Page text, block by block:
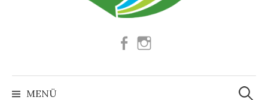
Facebook
MENÜ
Suchen
nach: